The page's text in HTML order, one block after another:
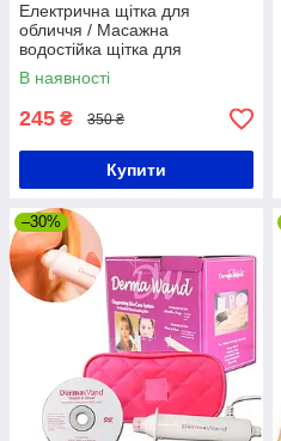
Електрична щітка для
обличчя / Масажна
водостійка щітка для
чищення обличчя / Щітка-
масажер для обличчя
В наявності
245 ₴ 350 ₴
Купити
–30%